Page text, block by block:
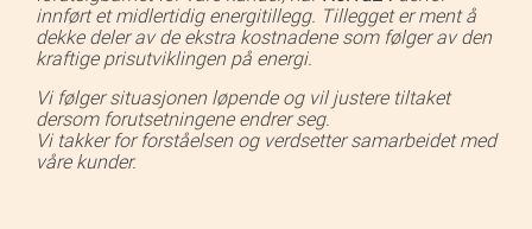
innført et midlertidig energitillegg. Tillegget er ment å
dekke deler av de ekstra kostnadene som følger av den
kraftige prisutviklingen på energi.
Vi følger situasjonen løpende og vil justere tiltaket
dersom forutsetningene endrer seg.
Vi takker for forståelsen og verdsetter samarbeidet med
våre kunder.